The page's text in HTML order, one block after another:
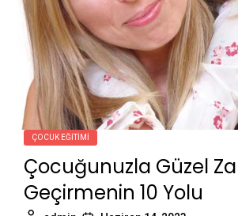
ÇOCUK EĞITIMI
Çocuğunuzla Güzel
Geçirmenin 10 Yolu